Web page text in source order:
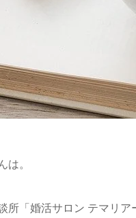
。
所「婚活サロン テマリア